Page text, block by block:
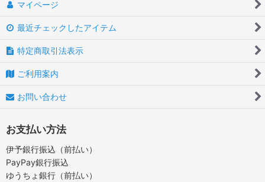
マイページ
最近チェックしたアイテム
特定商取引法表示
ご利用案内
お問い合わせ
お支払い方法
伊予銀行振込（前払い）
PayPay銀行振込
ゆうちょ銀行（前払い）